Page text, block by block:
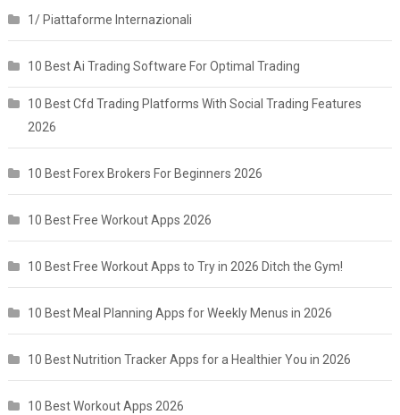
1/ Piattaforme Internazionali
10 Best Ai Trading Software For Optimal Trading
10 Best Cfd Trading Platforms With Social Trading Features
2026
10 Best Forex Brokers For Beginners 2026
10 Best Free Workout Apps 2026
10 Best Free Workout Apps to Try in 2026 Ditch the Gym!
10 Best Meal Planning Apps for Weekly Menus in 2026
10 Best Nutrition Tracker Apps for a Healthier You in 2026
10 Best Workout Apps 2026